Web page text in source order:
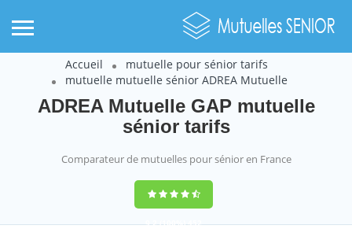
Accueil
mutuelle pour sénior tarifs
mutuelle mutuelle sénior ADREA Mutuelle
ADREA Mutuelle GAP mutuelle
sénior tarifs
Comparateur de mutuelles pour sénior en France
9,2(100%)452